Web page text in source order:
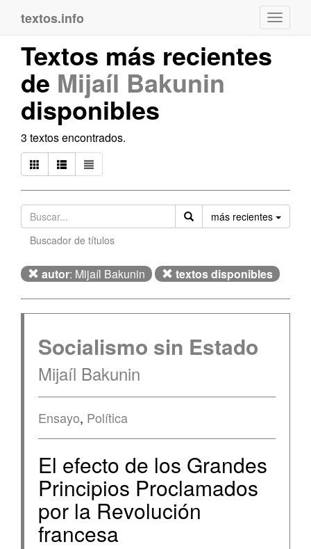
textos.info
Textos más recientes
de Mijaíl Bakunin
disponibles
3 textos encontrados.
más recientes
Buscador de títulos
autor: Mijaíl Bakunin textos disponibles
Socialismo sin Estado
Mijaíl Bakunin
Ensayo, Política
El efecto de los Grandes
Principios Proclamados
por la Revolución
francesa